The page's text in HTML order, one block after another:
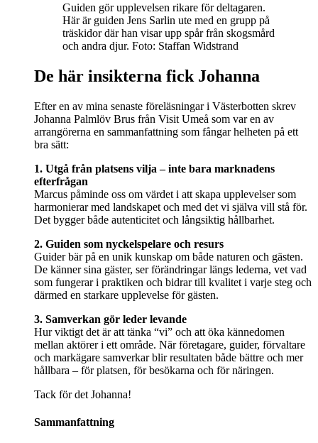
Guiden gör upplevelsen rikare för deltagaren.
Här är guiden Jens Sarlin ute med en grupp på
träskidor där han visar upp spår från skogsmård
och andra djur. Foto: Staffan Widstrand
De här insikterna fick Johanna
Efter en av mina senaste föreläsningar i Västerbotten skrev
Johanna Palmlöv Brus från Visit Umeå som var en av
arrangörerna en sammanfattning som fångar helheten på ett
bra sätt:
1. Utgå från platsens vilja – inte bara marknadens
efterfrågan
Marcus påminde oss om värdet i att skapa upplevelser som
harmonierar med landskapet och med det vi själva vill stå för.
Det bygger både autenticitet och långsiktig hållbarhet.
2. Guiden som nyckelspelare och resurs
Guider bär på en unik kunskap om både naturen och gästen.
De känner sina gäster, ser förändringar längs lederna, vet vad
som fungerar i praktiken och bidrar till kvalitet i varje steg och
därmed en starkare upplevelse för gästen.
3. Samverkan gör leder levande
Hur viktigt det är att tänka “vi” och att öka kännedomen
mellan aktörer i ett område. När företagare, guider, förvaltare
och markägare samverkar blir resultaten både bättre och mer
hållbara – för platsen, för besökarna och för näringen.
Tack för det Johanna!
Sammanfattning